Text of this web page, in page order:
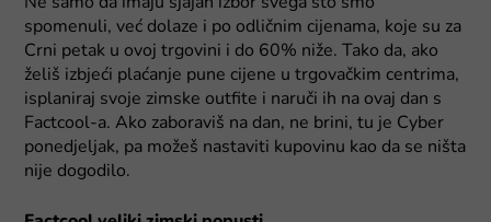
Ne samo da imaju sjajan izbor svega što smo
spomenuli, već dolaze i po odličnim cijenama, koje su za
Crni petak u ovoj trgovini i do 60% niže. Tako da, ako
želiš izbjeći plaćanje pune cijene u trgovačkim centrima,
isplaniraj svoje zimske outfite i naruči ih na ovaj dan s
Factcool-a. Ako zaboraviš na dan, ne brini, tu je Cyber
ponedjeljak, pa možeš nastaviti kupovinu kao da se ništa
nije dogodilo.